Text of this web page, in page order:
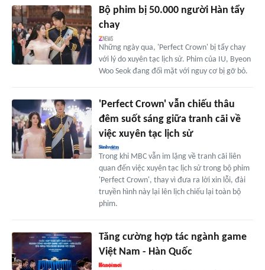
Bộ phim bị 50.000 người Hàn tẩy
chay
Những ngày qua, 'Perfect Crown' bị tẩy chay
với lý do xuyên tạc lịch sử. Phim của IU, Byeon
Woo Seok đang đối mặt với nguy cơ bị gỡ bỏ.
'Perfect Crown' vẫn chiếu thâu
đêm suốt sáng giữa tranh cãi về
việc xuyên tạc lịch sử
Trong khi MBC vẫn im lặng về tranh cãi liên
quan đến việc xuyên tạc lịch sử trong bộ phim
'Perfect Crown', thay vì đưa ra lời xin lỗi, đài
truyền hình này lại lên lịch chiếu lại toàn bộ
phim.
Tăng cường hợp tác ngành game
Việt Nam - Hàn Quốc